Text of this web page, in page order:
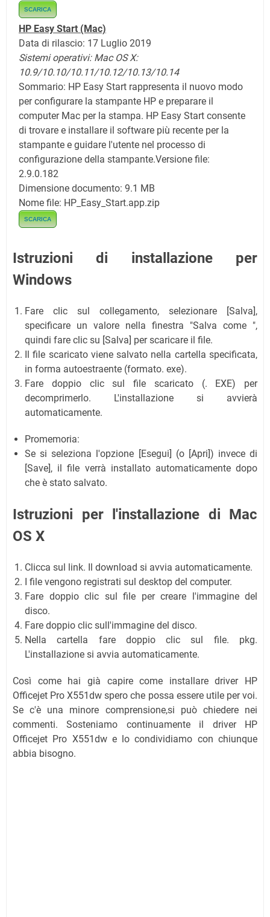
SCARICA
HP Easy Start (Mac)
Data di rilascio: 17 Luglio 2019
Sistemi operativi: Mac OS X:
10.9/10.10/10.11/10.12/10.13/10.14
Sommario: HP Easy Start rappresenta il nuovo modo
per configurare la stampante HP e preparare il
computer Mac per la stampa. HP Easy Start consente
di trovare e installare il software più recente per la
stampante e guidare l'utente nel processo di
configurazione della stampante.Versione file:
2.9.0.182
Dimensione documento: 9.1 MB
Nome file: HP_Easy_Start.app.zip
SCARICA
Istruzioni di installazione per
Windows
Fare clic sul collegamento, selezionare [Salva],
specificare un valore nella finestra "Salva come ",
quindi fare clic su [Salva] per scaricare il file.
Il file scaricato viene salvato nella cartella specificata,
in forma autoestraente (formato. exe).
Fare doppio clic sul file scaricato (. EXE) per
decomprimerlo. L'installazione si avvierà
automaticamente.
Promemoria:
Se si seleziona l'opzione [Esegui] (o [Apri]) invece di
[Save], il file verrà installato automaticamente dopo
che è stato salvato.
Istruzioni per l'installazione di Mac
OS X
Clicca sul link. Il download si avvia automaticamente.
I file vengono registrati sul desktop del computer.
Fare doppio clic sul file per creare l'immagine del
disco.
Fare doppio clic sull'immagine del disco.
Nella cartella fare doppio clic sul file. pkg.
L'installazione si avvia automaticamente.
Così come hai già capire come installare driver HP
Officejet Pro X551dw spero che possa essere utile per voi.
Se c'è una minore comprensione,si può chiedere nei
commenti. Sosteniamo continuamente il driver HP
Officejet Pro X551dw e lo condividiamo con chiunque
abbia bisogno.